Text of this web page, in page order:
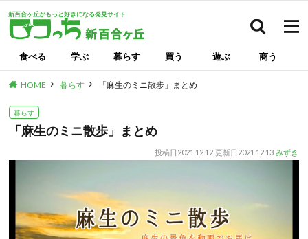
新百合ヶ丘がもっと好きになる発見サイト
食べる 学ぶ 暮らす 買う 遊ぶ 商う
HOME 暮らす 「麻生のミニ散歩」まとめ
暮らす
「麻生のミニ散歩」まとめ
投稿日 2021.12.12 更新日 2021.12.13 みずき